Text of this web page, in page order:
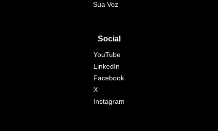
Sua Voz
Social
YouTube
LinkedIn
Facebook
X
Instagram